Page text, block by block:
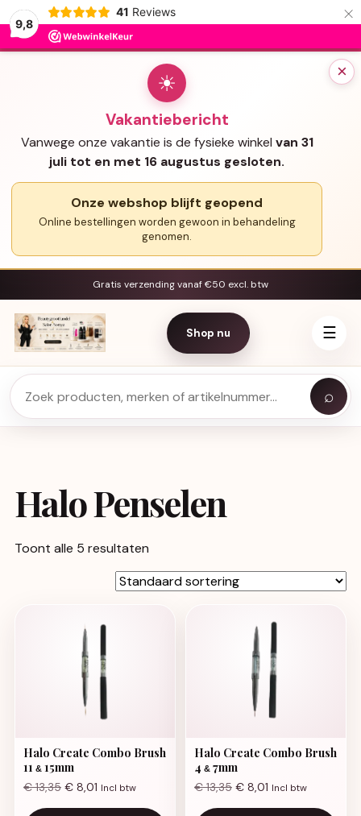
9,8
41 Reviews ×
×
☀
Vakantiebericht
Vanwege onze vakantie is de fysieke winkel van 31
juli tot en met 16 augustus gesloten.
Onze webshop blijft geopend
Online bestellingen worden gewoon in behandeling
genomen.
Gratis verzending vanaf €50 excl. btw
Shop nu ☰
⌕
Halo Penselen
Toont alle 5 resultaten
Halo Create Combo Brush
11 & 15mm
€13,35 € 8,01 Incl btw
Halo Create Combo Brush
4 & 7mm
€13,35 € 8,01 Incl btw